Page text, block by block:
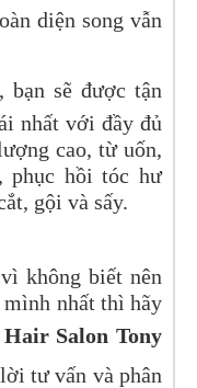
diện song vẫn
, bạn sẽ được tận
nhất với đầy đủ
cao, từ uốn,
phục hồi tóc hư
gội và sấy.
không biết nên
nhất thì hãy
Hair Salon Tony
tư vấn và phân